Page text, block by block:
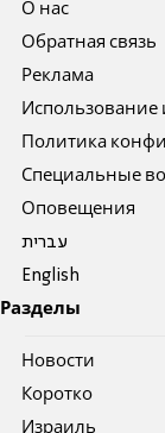
О нас
Обратная связь
Реклама
Политика
Специальные
Оповещения
עברית
English
Разделы
Новости
Коротко
Израиль